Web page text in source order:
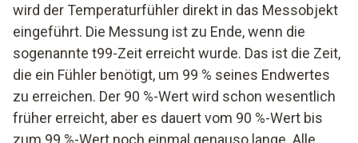
wird der Temperaturfühler direkt in das Messobjekt
eingeführt. Die Messung ist zu Ende, wenn die
sogenannte t99-Zeit erreicht wurde. Das ist die Zeit,
die ein Fühler benötigt, um 99 % seines Endwertes
zu erreichen. Der 90 %-Wert wird schon wesentlich
früher erreicht, aber es dauert vom 90 %-Wert bis
zum 99 %-Wert noch einmal genauso lange. Alle